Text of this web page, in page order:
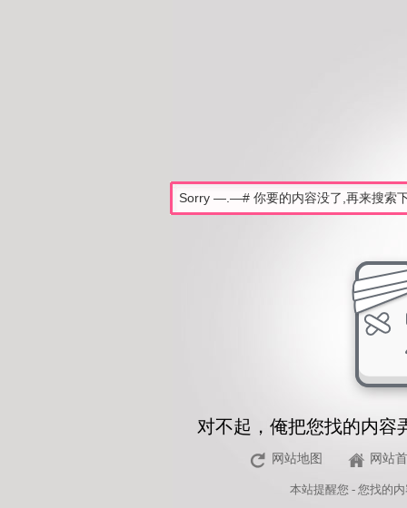
对不起，俺把您找的内容
网站地图 网站
本站提醒您 - 您找的